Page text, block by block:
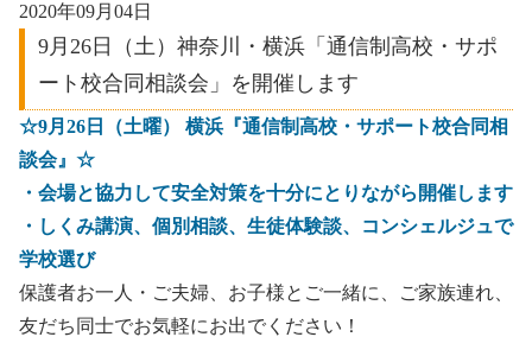
2020年09月04日
9月26日（土）神奈川・横浜「通信制高校・サポ
ート校合同相談会」を開催します
☆9月26日（土曜） 横浜『通信制高校・サポート校合同相
談会』☆
・会場と協力して安全対策を十分にとりながら開催します
・しくみ講演、個別相談、生徒体験談、コンシェルジュで
学校選び
保護者お一人・ご夫婦、お子様とご一緒に、ご家族連れ、
友だち同士でお気軽にお出でください！